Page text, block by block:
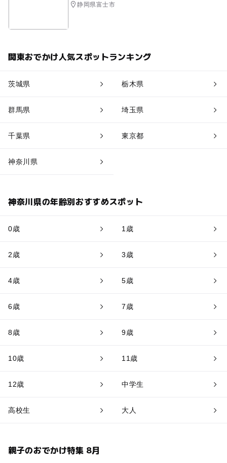
静岡県富士市
関東おでかけ人気スポットランキング
茨城県 栃木県
群馬県 埼玉県
千葉県 東京都
神奈川県
神奈川県の年齢別おすすめスポット
0歳 1歳
2歳 3歳
4歳 5歳
6歳 7歳
8歳 9歳
10歳 11歳
12歳 中学生
高校生 大人
親子のおでかけ特集 8月